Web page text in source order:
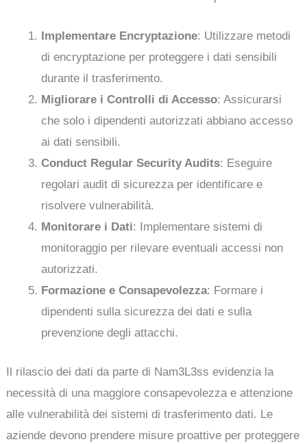
Implementare Encryptazione: Utilizzare metodi
di encryptazione per proteggere i dati sensibili
durante il trasferimento.
Migliorare i Controlli di Accesso: Assicurarsi
che solo i dipendenti autorizzati abbiano accesso
ai dati sensibili.
Conduct Regular Security Audits: Eseguire
regolari audit di sicurezza per identificare e
risolvere vulnerabilità.
Monitorare i Dati: Implementare sistemi di
monitoraggio per rilevare eventuali accessi non
autorizzati.
Formazione e Consapevolezza: Formare i
dipendenti sulla sicurezza dei dati e sulla
prevenzione degli attacchi.
Il rilascio dei dati da parte di Nam3L3ss evidenzia la
necessità di una maggiore consapevolezza e attenzione
alle vulnerabilità dei sistemi di trasferimento dati. Le
aziende devono prendere misure proattive per proteggere